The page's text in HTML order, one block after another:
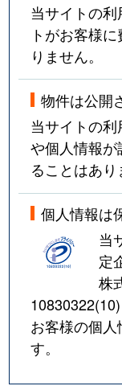
当サイトの
トがお客様
りません。
物件は公開
当サイトの
や個人情報
ることはあり
個人情報は
当
定
株
10830322(10)
お客様の個
す。